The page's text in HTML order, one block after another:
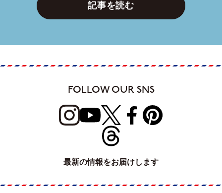
記事を読む
FOLLOW OUR SNS
最新の情報をお届けします